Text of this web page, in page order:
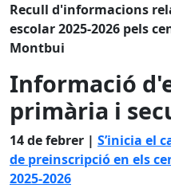
Recull d'informacions
escolar 2025-2026 pels
Montbui
Informació
primària i
14 de febrer | S’inicia el
de preinscripció en els
2025-2026